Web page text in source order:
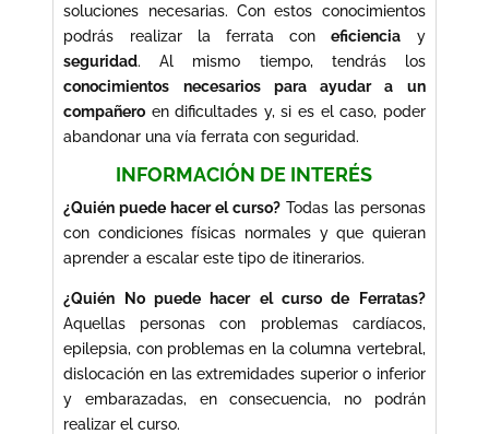
soluciones necesarias. Con estos conocimientos
podrás realizar la ferrata coneficiencia y
seguridad. Al mismo tiempo, tendrás los
conocimientos necesarios para ayudar a un
compañero en dificultades y, si es el caso, poder
abandonar una vía ferrata con seguridad.
INFORMACIÓN DE INTERÉS
¿Quién puede hacer el curso?Todas las personas
con condiciones físicas normales y que quieran
aprender a escalar este tipo de itinerarios.
¿Quién No puede hacer el curso de Ferratas?
Aquellas personas con problemas cardíacos,
epilepsia, con problemas en la columna vertebral,
dislocación en las extremidades superior o inferior
y embarazadas, en consecuencia, no podrán
realizar el curso.